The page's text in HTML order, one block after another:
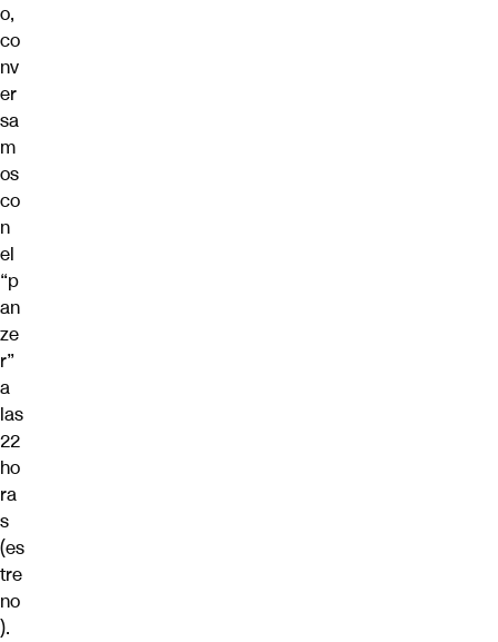
o,
co
nv
er
sa
m
os
co
n
el
“p
an
ze
r”
a
las
22
ho
ra
s
(es
tre
no
).